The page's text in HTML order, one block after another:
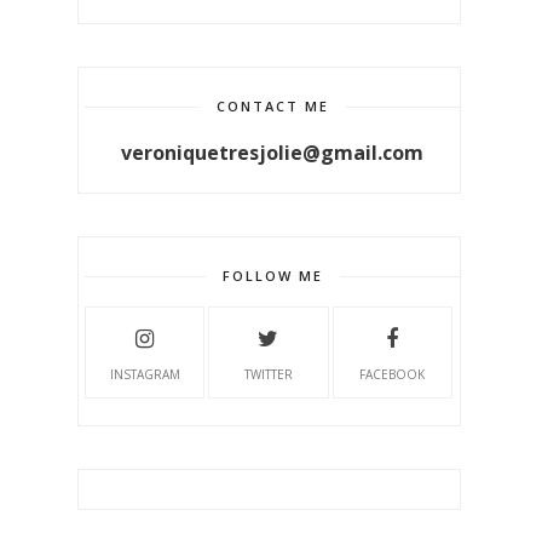
CONTACT ME
veroniquetresjolie@gmail.com
FOLLOW ME
INSTAGRAM TWITTER FACEBOOK